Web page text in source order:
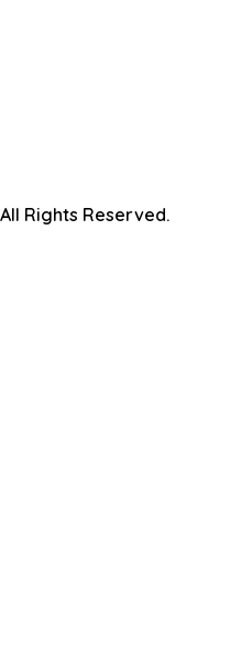
Rights Reserved.